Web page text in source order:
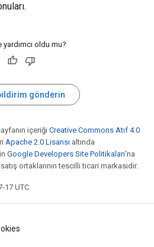
yardımcı oldu mu?
gönderin
içeriği Creative Commons Atıf 4.0
Apache 2.0 Lisansı altında
Google Developers Site Politikaları'na
ortaklarının tescilli ticari markasıdır.
17 UTC.